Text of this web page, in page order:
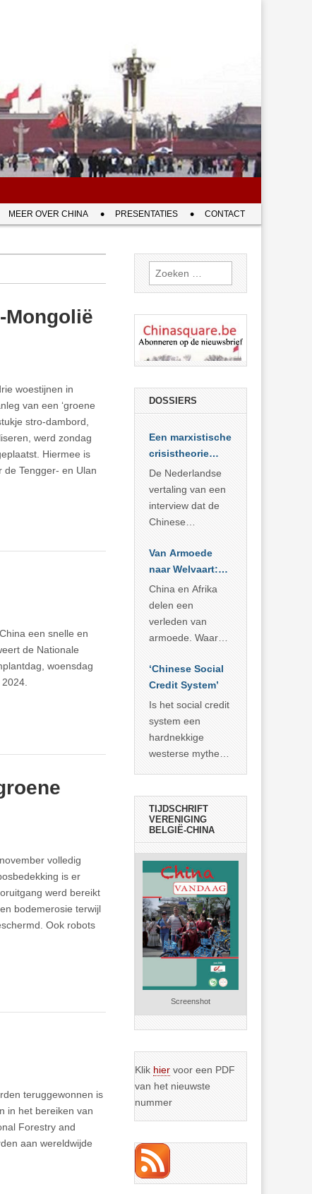
MEER OVER CHINA PRESENTATIES CONTACT
Mongolië
woestijnen in
van een ‘groene
stro-dambord,
werd zondag
Hiermee is
Tengger- en Ulan
een snelle en
de Nationale
woensdag
volledig
is er
werd bereikt
bodemerosie terwijl
Ook robots
teruggewonnen is
in het bereiken van
Forestry and
aan wereldwijde
Zoeken
naar:
DOSSIERS
Een marxistische
crisistheorie
voor vandaag
De Nederlandse
vertaling van een
interview dat de
Chinese
Sociale
Wetenschappen
afnam van de
Britse
marxistische
econoom Michael
zien dat
… >> lees meer
Van Armoede
naar Welvaart:
Wat Afrika kan
leren van
China’s
economisch
China en Afrika
delen een
verleden van
armoede. Waar
voorbije veertig
jaar in slaagde
meer dan 800
miljoen mensen
uit de armoede
… >> lees meer
‘Chinese Social
Credit System’
Is het social credit
system een
hardnekkige
westerse mythe of
TIJDSCHRIFT
VERENIGING
BELGIË-CHINA
Screenshot
Klik hier voor een PDF
van het nieuwste
nummer